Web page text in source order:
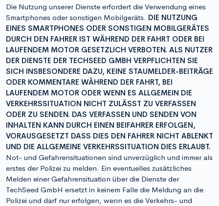
Die Nutzung unserer Dienste erfordert die Verwendung eines
Smartphones oder sonstigen Mobilgeräts. DIE NUTZUNG
EINES SMARTPHONES ODER SONSTIGEN MOBILGERÄTES
DURCH DEN FAHRER IST WÄHREND DER FAHRT ODER BEI
LAUFENDEM MOTOR GESETZLICH VERBOTEN. ALS NUTZER
DER DIENSTE DER TECHSEED GMBH VERPFLICHTEN SIE
SICH INSBESONDERE DAZU, KEINE STAUMELDER-BEITRÄGE
ODER KOMMENTARE WÃHREND DER FAHRT, BEI
LAUFENDEM MOTOR ODER WENN ES ALLGEMEIN DIE
VERKEHRSSITUATION NICHT ZULÄSST ZU VERFASSEN
ODER ZU SENDEN. DAS VERFASSEN UND SENDEN VON
INHALTEN KANN DURCH EINEN BEIFAHRER ERFOLGEN,
VORAUSGESETZT DASS DIES DEN FAHRER NICHT ABLENKT
UND DIE ALLGEMEINE VERKEHRSSITUATION DIES ERLAUBT.
Not- und Gefahrensituationen sind unverzüglich und immer als
erstes der Polizei zu melden. Ein eventuelles zusätzliches
Melden einer Gefahrensituation über die Dienste der
TechSeed GmbH ersetzt in keinem Falle die Meldung an die
Polizei und darf nur erfolgen, wenn es die Verkehrs- und